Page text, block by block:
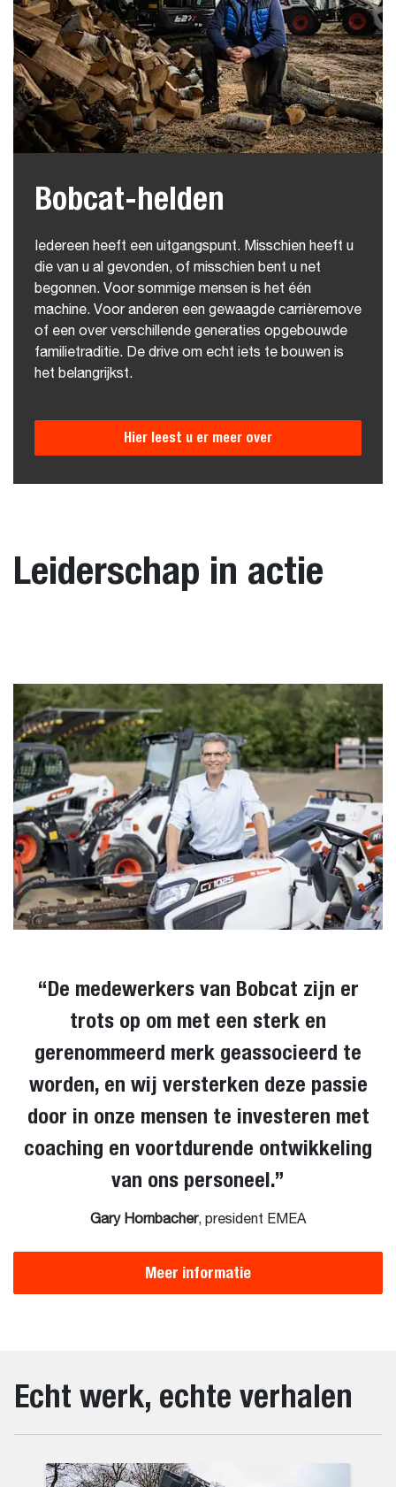
Bobcat-helden
Iedereen heeft een uitgangspunt. Misschien heeft u
die van u al gevonden, of misschien bent u net
begonnen. Voor sommige mensen is het één
machine. Voor anderen een gewaagde carrièremove
of een over verschillende generaties opgebouwde
familietraditie. De drive om echt iets te bouwen is
het belangrijkst.
Hier leest u er meer over
Leiderschap in actie
“De medewerkers van Bobcat zijn er
trots op om met een sterk en
gerenommeerd merk geassocieerd te
worden, en wij versterken deze passie
door in onze mensen te investeren met
coaching en voortdurende ontwikkeling
van ons personeel.”
Gary Hornbacher, president EMEA
Meer informatie
Echt werk, echte verhalen